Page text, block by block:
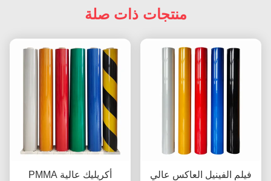
منتجات ذات صلة
PMMA أكريليك عالية
فيلم الفينيل العاكس عالي